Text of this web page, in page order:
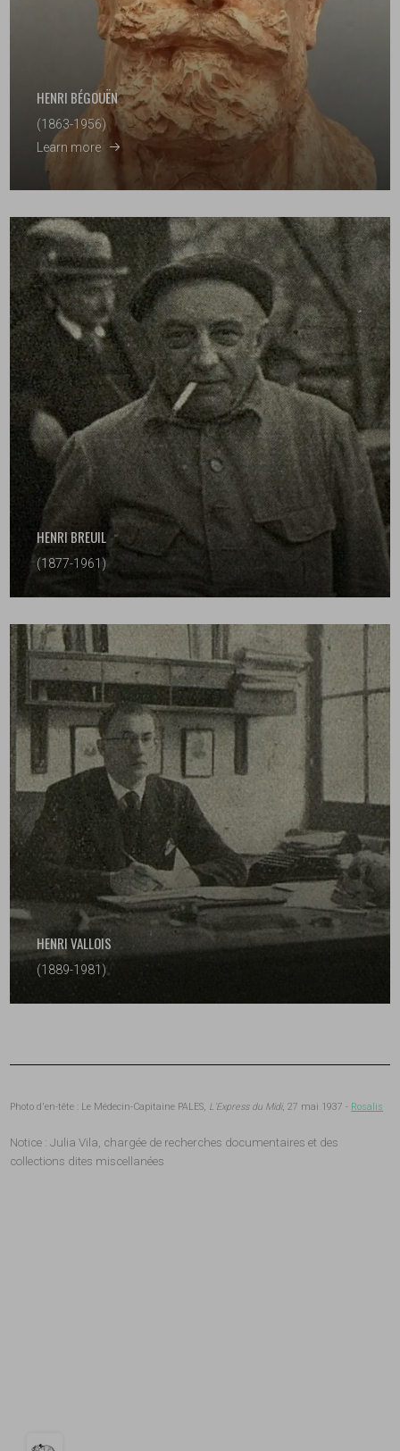
HENRI BÉGOUËN
(1863-1956)
Learn more
HENRI BREUIL
(1877-1961)
HENRI VALLOIS
(1889-1981)
Photo d'en-tête : Le Médecin-Capitaine PALES, L'Express du Midi, 27 mai 1937 - Rosalis
Notice : Julia Vila, chargée de recherches documentaires et des
collections dites miscellanées